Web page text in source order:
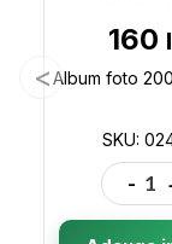
160
SKU:
-